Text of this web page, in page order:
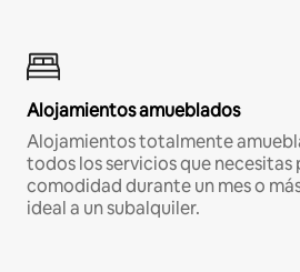
Alojamientos amueblados
Alojamientos totalmente
todos los servicios que necesitas
comodidad durante un mes o
ideal a un subalquiler.